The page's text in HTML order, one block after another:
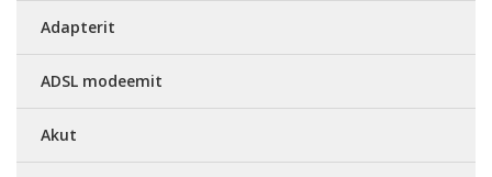
Adapterit
ADSL modeemit
Akut